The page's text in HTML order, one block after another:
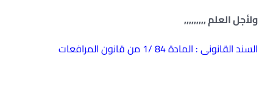
ولأجل العلم ,,,,,,,,,
السند القانونى : المادة 84 /1 من قانون المرافعات